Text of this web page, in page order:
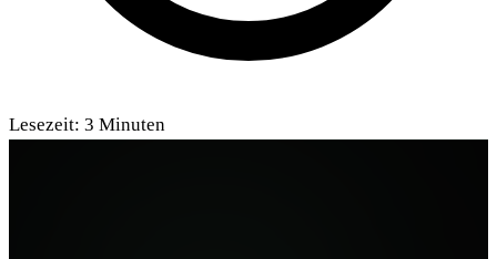
Lesezeit: 3 Minuten